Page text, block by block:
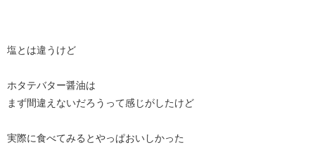
塩とは違うけど
ホタテバター醤油は
まず間違えないだろうって感じがしたけど
実際に食べてみるとやっぱおいしかった